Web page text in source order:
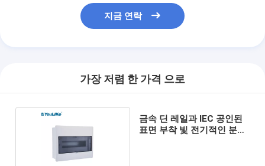
지금 연락
가장 저렴 한 가격 으로
금속 딘 레일과 IEC 공인된
표면 부착 빛 전기적인 분배